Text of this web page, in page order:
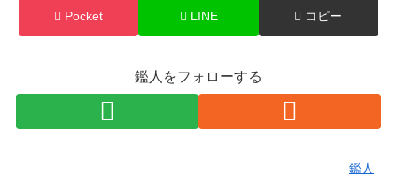
Pocket LINE コピー
鑑人をフォローする
鑑人